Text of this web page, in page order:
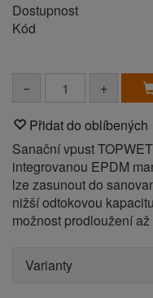
Dostupnost
Kód
− +
Přidat do oblíbených
Sanační vpust
integrovanou EPDM
lze zasunout do
nižší odtokovou
možnost prodloužení
Varianty